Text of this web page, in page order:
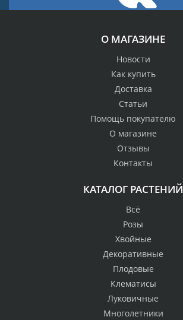
О МАГАЗИНЕ
Новости
Как купить
Доставка
Статьи
Помощь покупателю
О магазине
Отзывы
Контакты
КАТАЛОГ РАСТЕНИЙ
Всё
Розы
Хвойные
Декоративные
Плодовые
Клематисы
Луковичные
Многолетники